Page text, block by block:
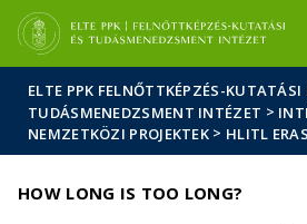
Hírek
ELTE a
ELTE PPK FELNŐTTKÉPZÉS-KUTATÁSI
TUDÁSMENEDZSMENT INTÉZET >
NEMZETKÖZI PROJEKTEK > HLITL
HOW LONG IS TOO LONG?